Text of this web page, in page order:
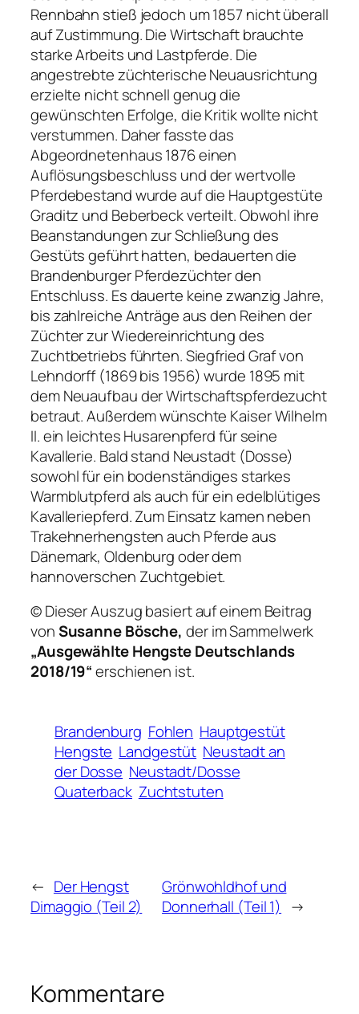
Rennbahn stieß jedoch um 1857 nicht überall
auf Zustimmung. Die Wirtschaft brauchte
starke Arbeits­ und Lastpferde. Die
angestrebte züchterische Neuausrichtung
erzielte nicht schnell genug die
gewünschten Erfolge, die Kritik wollte nicht
verstummen. Daher fasste das
Abgeordnetenhaus 1876 einen
Auflösungsbeschluss und der wertvolle
Pferdebestand wurde auf die Hauptgestüte
Graditz und Beberbeck verteilt. Obwohl ihre
Beanstandungen zur Schließung des
Gestüts geführt hatten, bedauerten die
Brandenburger Pferdezüchter den
Entschluss. Es dauerte keine zwanzig Jahre,
bis zahlreiche Anträge aus den Reihen der
Züchter zur Wiedereinrichtung des
Zuchtbetriebs führten. Siegfried Graf von
Lehndorff (1869 bis 1956) wurde 1895 mit
dem Neuaufbau der Wirtschaftspferdezucht
betraut. Außerdem wünschte Kaiser Wilhelm
II. ein leichtes Husarenpferd für seine
Kavallerie. Bald stand Neustadt (Dosse)
sowohl für ein bodenständiges starkes
Warmblutpferd als auch für ein edelblütiges
Kavalleriepferd. Zum Einsatz kamen neben
Trakehnerhengsten auch Pferde aus
Dänemark, Oldenburg oder dem
hannoverschen Zuchtgebiet.
© Dieser Auszug basiert auf einem Beitrag
vonSusanne Bösche, der im Sammelwerk
„Ausgewählte Hengste Deutschlands
2018/19“erschienen ist.
Brandenburg Fohlen Hauptgestüt
Hengste Landgestüt Neustadt an
der Dosse Neustadt/Dosse
Quaterback Zuchtstuten
← Der Hengst
Dimaggio (Teil 2)
Grönwohldhof und
Donnerhall (Teil 1) →
Kommentare